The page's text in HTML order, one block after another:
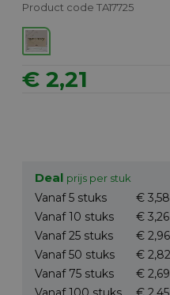
Product code TA17725
€ 2,21
Deal prijs per stuk
Vanaf 5 stuks
€ 3,58
Vanaf 10 stuks € 3,26
Vanaf 25 stuks € 2,96
Vanaf 50 stuks € 2,82
Vanaf 75 stuks € 2,69